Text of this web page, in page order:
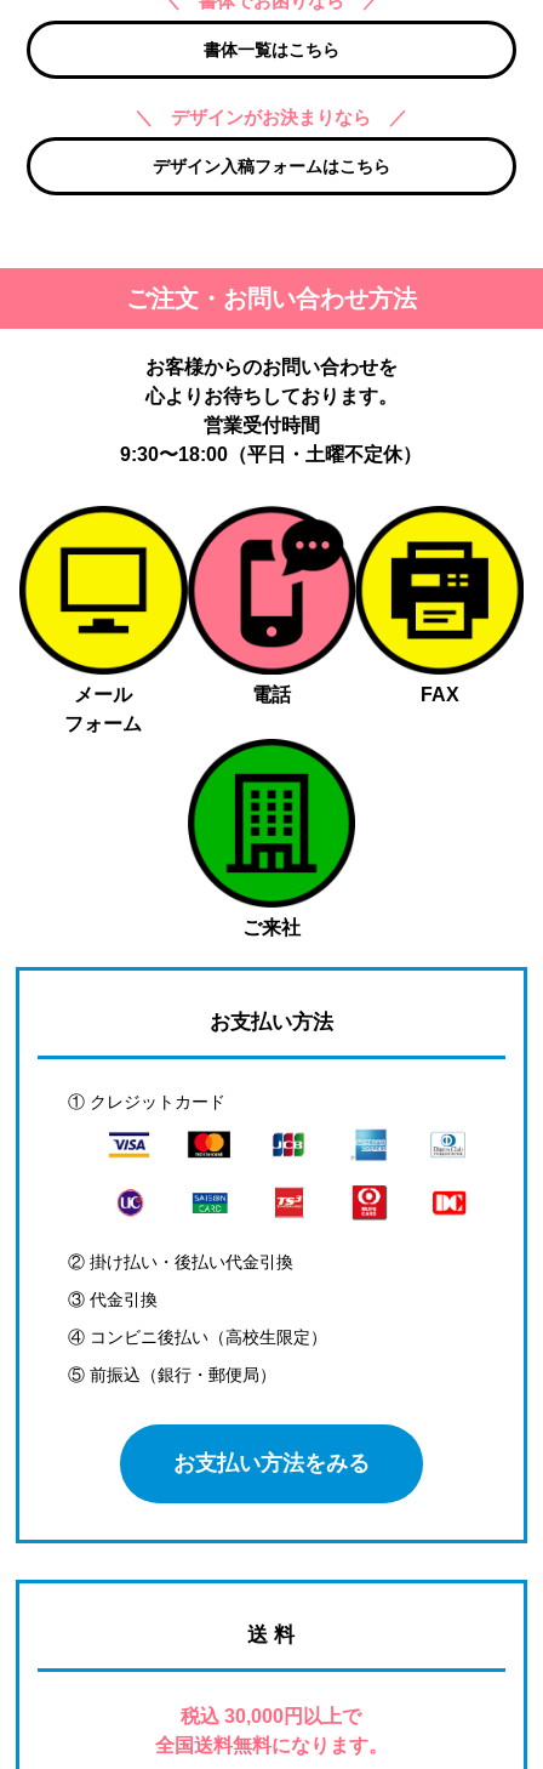
書体一覧はこちら
＼ デザインがお決まりなら ／
デザイン入稿フォームはこちら
ご注文・お問い合わせ方法
お客様からのお問い合わせを
心よりお待ちしております。
営業受付時間
9:30〜18:00（平日・土曜不定休）
メール
フォーム
電話 FAX
ご来社
お支払い方法
① クレジットカード
② 掛け払い・後払い代金引換
③ 代金引換
④ コンビニ後払い（高校生限定）
⑤ 前振込（銀行・郵便局）
お支払い方法をみる
送 料
税込 30,000円以上で
全国送料無料になります。